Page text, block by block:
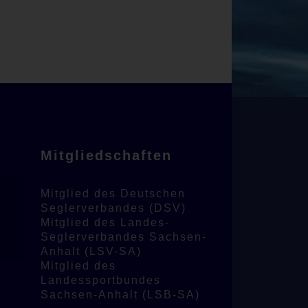
Mitgliedschaften
Mitglied des Deutschen
Seglerverbandes (DSV)
Mitglied des Landes-
Seglerverbandes Sachsen-
Anhalt (LSV-SA)
Mitglied des
Landessportbundes
Sachsen-Anhalt (LSB-SA)